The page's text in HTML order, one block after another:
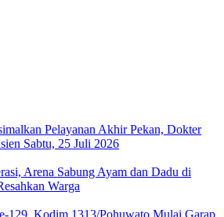
Pelayanan Akhir Pekan, Dokter
Sabtu, 25 Juli 2026
Arena Sabung Ayam dan Dadu di
Warga
129, Kodim 1313/Pohuwato Mulai Garap